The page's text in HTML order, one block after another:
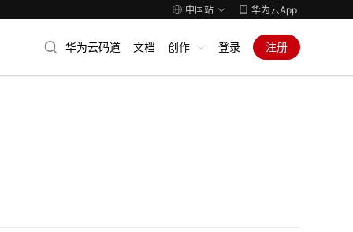
中国站 华为云App
华为云码道 文档 创作 登录 注册